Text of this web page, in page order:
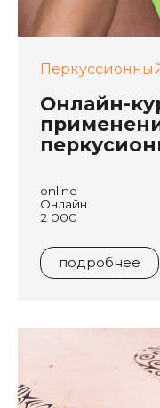
Онлайн-
online
Онлайн
2 000
подробнее